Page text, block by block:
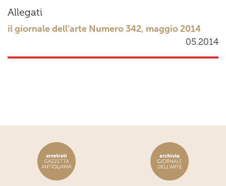
Allegati
il giornale dell’arte Numero 342, maggio 2014
05.2014